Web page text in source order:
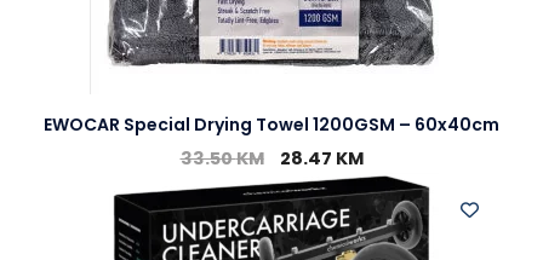
EWOCAR Special Drying Towel 1200GSM – 60x40cm
33.50KM 28.47 KM